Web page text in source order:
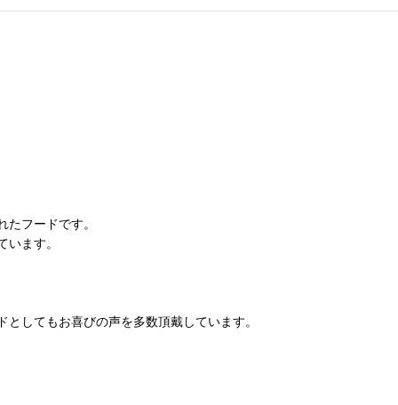
フードです。
ます。
してもお喜びの声を多数頂戴しています。